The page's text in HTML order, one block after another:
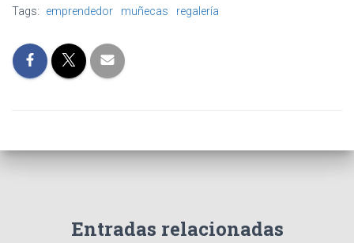
Tags: emprendedor muñecas regalería
Entradas relacionadas